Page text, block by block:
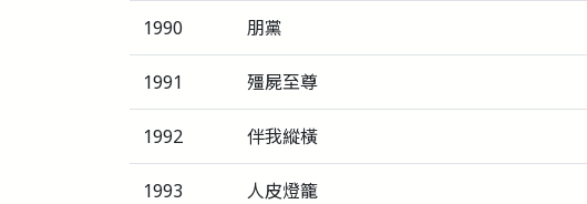
1990 朋黨
1991 殭屍至尊
1992 伴我縱橫
1993 人皮燈籠